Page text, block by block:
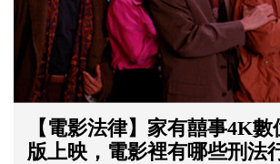
【電影法律】家有囍事4K
版上映，電影裡有哪些刑法